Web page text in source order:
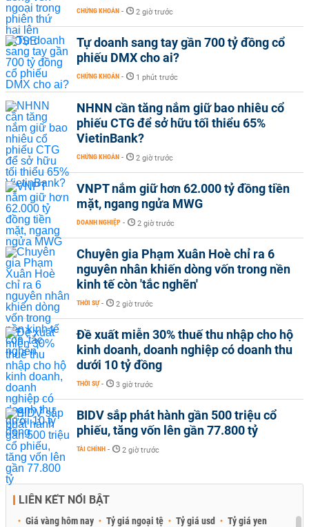
CHỨNG KHOÁN - 2 giờ trước
Tự doanh sang tay gần 700 tỷ đồng cổ
phiếu DMX cho ai?
CHỨNG KHOÁN - 1 phút trước
NHNN cần tăng nắm giữ bao nhiêu cổ
phiếu CTG để sở hữu tối thiểu 65%
VietinBank?
CHỨNG KHOÁN - 2 giờ trước
VNPT nắm giữ hơn 62.000 tỷ đồng tiền
mặt, ngang ngửa MWG
DOANH NGHIỆP - 2 giờ trước
Chuyên gia Phạm Xuân Hoè chỉ ra 6
nguyên nhân khiến dòng vốn trong nền
kinh tế còn 'tắc nghẽn'
THỜI SỰ - 2 giờ trước
Đề xuất miễn 30% thuế thu nhập cho hộ
kinh doanh, doanh nghiệp có doanh thu
dưới 10 tỷ đồng
THỜI SỰ - 3 giờ trước
BIDV sắp phát hành gần 500 triệu cổ
phiếu, tăng vốn lên gần 77.800 tỷ
TÀI CHÍNH - 2 giờ trước
LIÊN KẾT NỔI BẬT
Giá vàng hôm nay Tỷ giá ngoại tệ Tỷ giá usd Tỷ giá yen